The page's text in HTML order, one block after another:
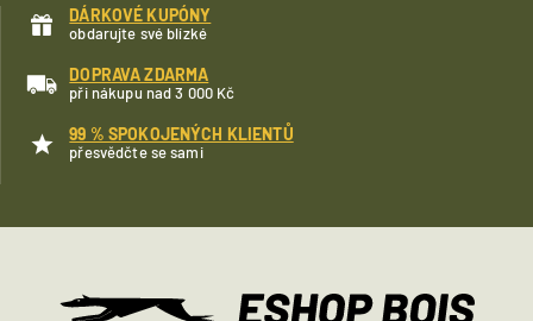
DÁRKOVÉ KUPÓNY
obdarujte své blízké
DOPRAVA ZDARMA
při nákupu nad 3 000 Kč
99 % SPOKOJENÝCH KLIENTŮ
přesvědčte se sami